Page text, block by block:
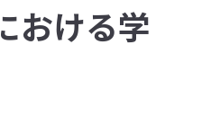
おける学